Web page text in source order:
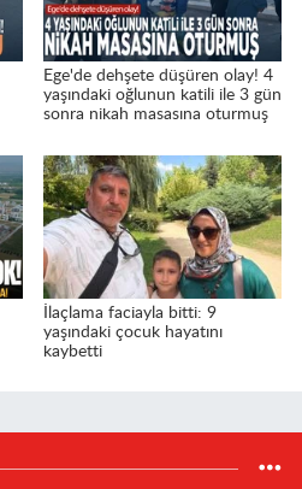
Ege'de dehşete düşüren olay! 4
yaşındaki oğlunun katili ile 3 gün
sonra nikah masasına oturmuş
İlaçlama faciayla bitti: 9
yaşındaki çocuk hayatını
kaybetti